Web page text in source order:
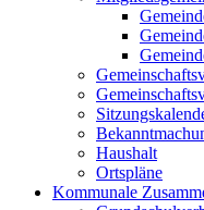
Haushalt
Ortspläne
Kommunale